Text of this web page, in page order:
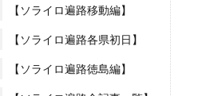
【ソライロ遍路移動編】
【ソライロ遍路各県初日】
【ソライロ遍路徳島編】